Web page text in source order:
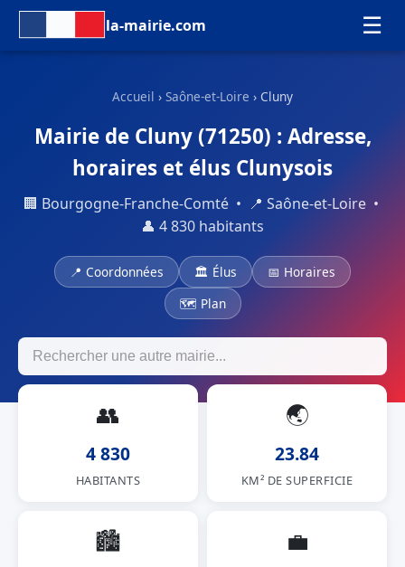
la-mairie.com ☰
Accueil › Saône-et-Loire › Cluny
Mairie de Cluny (71250) : Adresse,
horaires et élus Clunysois
🏢 Bourgogne-Franche-Comté • 📍 Saône-et-Loire •
👤 4 830 habitants
📍 Coordonnées 🏛 Élus
📅 Horaires
🗺 Plan
👥
4 830
HABITANTS
🌏
23.84
KM² DE SUPERFICIE
🏙 💼